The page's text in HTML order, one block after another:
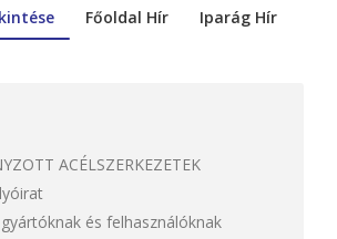
Főoldal Hír Iparág Hír
ACÉLSZERKEZETEK
és felhasználóknak